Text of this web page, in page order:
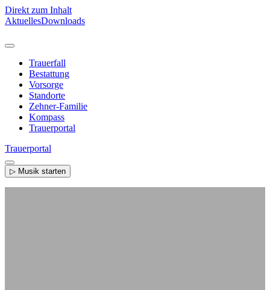
Direkt zum Inhalt
AktuellesDownloads
Trauerfall
Bestattung
Vorsorge
Standorte
Zehner-Familie
Kompass
Trauerportal
Trauerportal
▷ Musik starten